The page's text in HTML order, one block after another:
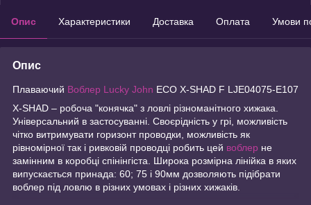
Опис Характеристики Доставка Оплата Умови
Опис
Плаваючий Воблер Lucky John ECO X-SHAD F LJE04075-E107
X-SHAD – робоча "конячка" з ловлі різноманітного хижака.
Універсальний в застосуванні. Своєрідність у грі, можливість
чітко витримувати горизонт проводки, можливість як
рівномірної так і ривковій проводці робить цей воблер не
замінним в коробці спінінгіста. Широка розмірна лінійка в яких
випускається принада: 60; 75 і 90мм дозволяють підібрати
воблер під ловлю в різних умовах і різних хижаків.